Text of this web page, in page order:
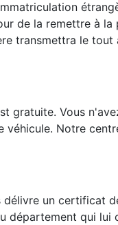
de la remettre à la
transmettra le tout
gratuite. Vous
Notre
délivre un certificat
département qui lui